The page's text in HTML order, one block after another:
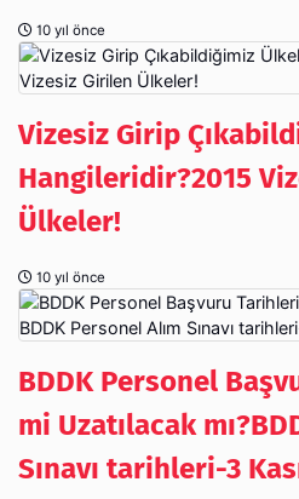
10 yıl önce
Vizesiz Girip
Hangileridir?2015
Ülkeler!
10 yıl önce
BDDK Personel
mi Uzatılacak
Sınavı tarihleri-3